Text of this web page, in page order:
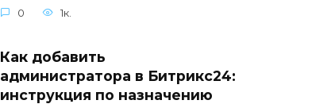
0 1к.
Как добавить
администратора в Битрикс24:
инструкция по назначению